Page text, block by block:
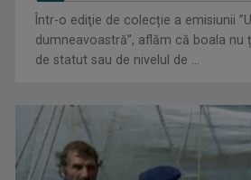
EVENIMENT ESTIVAL - Taberele ARC
ACASĂ
Într-o ediţie de colecție a emisiunii
dumneavoastră”, aflăm că boala nu
de statut sau de nivelul de ...